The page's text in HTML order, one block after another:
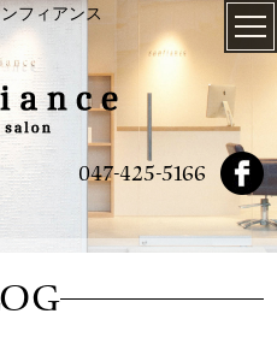
フィアンス
047-425-5166